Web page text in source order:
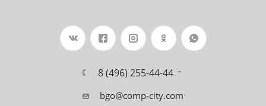
8 (496) 255-44-44
bgo@comp-city.com